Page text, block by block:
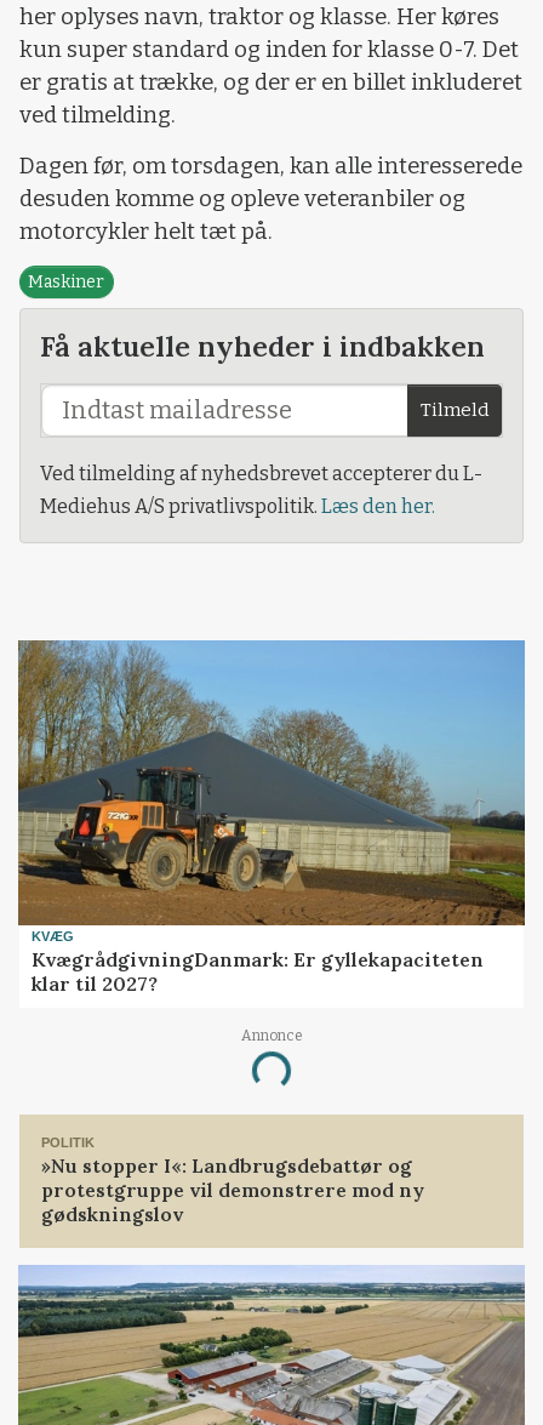
her oplyses navn, traktor og klasse. Her køres
kun super standard og inden for klasse 0-7. Det
er gratis at trække, og der er en billet inkluderet
ved tilmelding.
Dagen før, om torsdagen, kan alle interesserede
desuden komme og opleve veteranbiler og
motorcykler helt tæt på.
Maskiner
Få aktuelle nyheder i indbakken
Tilmeld
Ved tilmelding af nyhedsbrevet accepterer du L-
Mediehus A/S privatlivspolitik. Læs den her.
KVÆG
KvægrådgivningDanmark: Er gyllekapaciteten
klar til 2027?
Annonce
Loading...
POLITIK
»Nu stopper I«: Landbrugsdebattør og
protestgruppe vil demonstrere mod ny
gødskningslov